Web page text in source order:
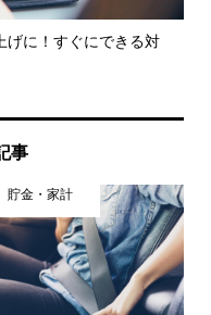
げに！すぐにできる対
事
貯金・家計